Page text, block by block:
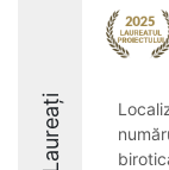
Laureați